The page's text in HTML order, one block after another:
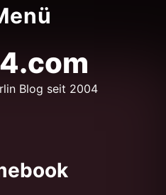
Blog seit 2004